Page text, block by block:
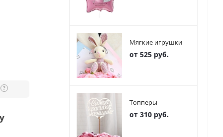
?
Мягкие игрушки
от 525 руб.
Топперы
от 310 руб.